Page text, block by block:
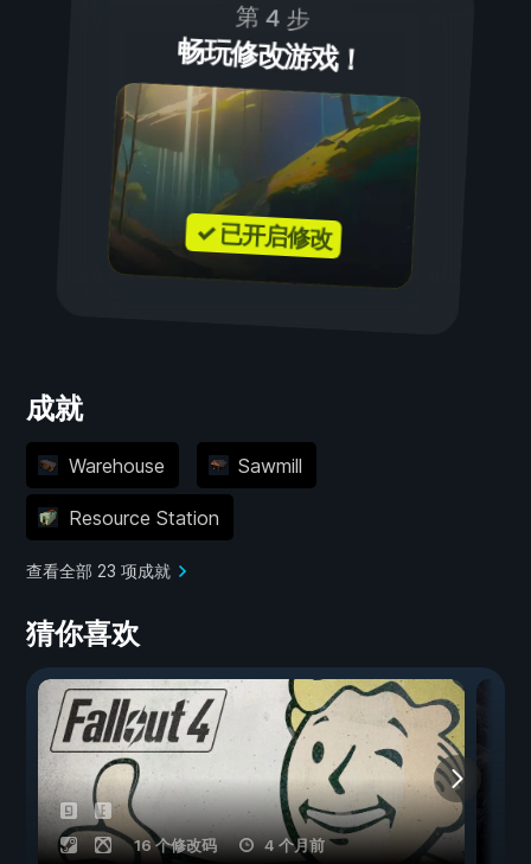
第 4 步
畅玩修改游戏！
✓ 已开启修改
成就
Warehouse Sawmill
Resource Station
查看全部 23 项成就
猜你喜欢
16 个修改码 4 个月前